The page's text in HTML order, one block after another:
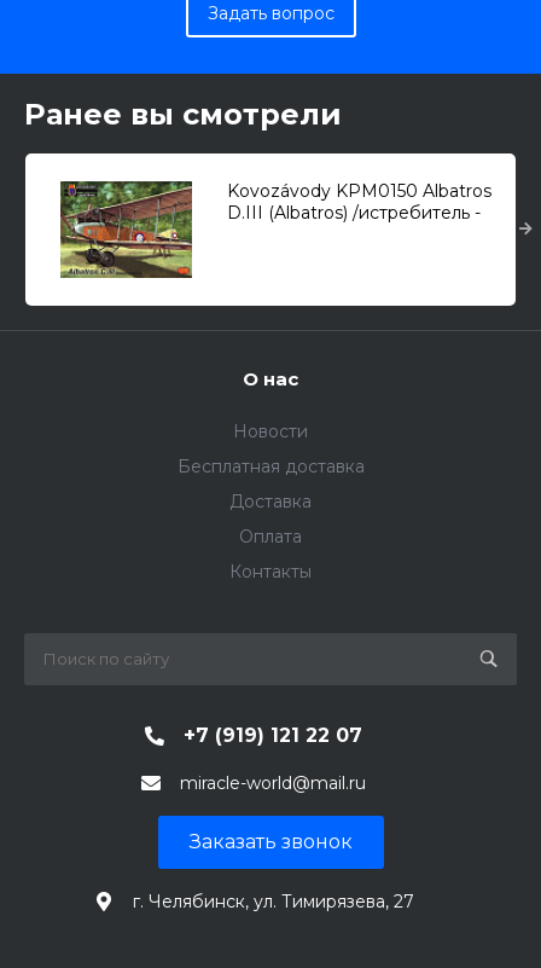
Задать вопрос
Ранее вы смотрели
Kovozávody KPM0150 Albatros
D.III (Albatros) /истребитель -
О нас
Новости
Бесплатная доставка
Доставка
Оплата
Контакты
+7 (919) 121 22 07
miracle-world@mail.ru
Заказать звонок
г. Челябинск, ул. Тимирязева, 27